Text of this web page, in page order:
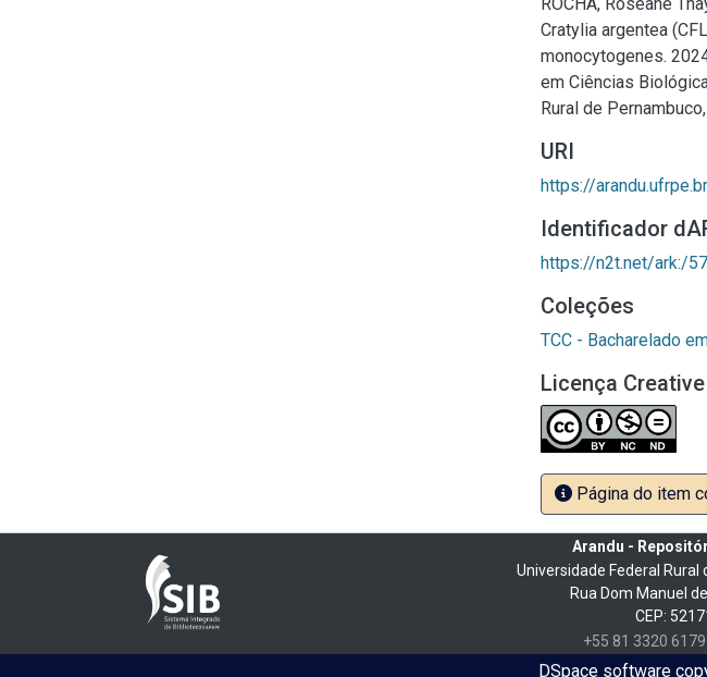
Cratylia argentea
monocytogenes.
em Ciências
Rural de
URI
https://
Identificador
https://n2t.net/ark:/
Coleções
TCC - Bacharelado
Licença
Página do item
Arandu -
Universidade Federal Rural
Rua Dom Manuel
CEP:
+55 81 3320 6179
DSpace software